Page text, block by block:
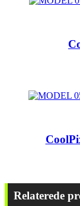
Relaterede